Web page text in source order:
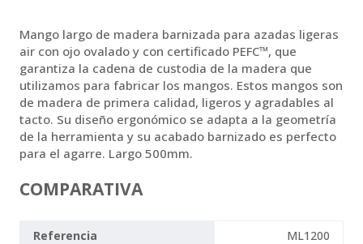
Mango largo de madera barnizada para azadas ligeras
air con ojo ovalado y con certificado PEFC™, que
garantiza la cadena de custodia de la madera que
utilizamos para fabricar los mangos. Estos mangos son
de madera de primera calidad, ligeros y agradables al
tacto. Su diseño ergonómico se adapta a la geometría
de la herramienta y su acabado barnizado es perfecto
para el agarre. Largo 500mm.
COMPARATIVA
Referencia
ML1200